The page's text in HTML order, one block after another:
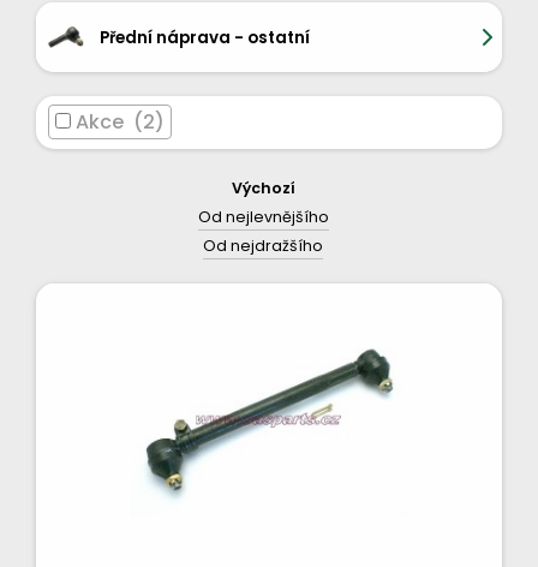
Přední náprava - ostatní
Akce (2)
Výchozí
Od nejlevnějšího
Od nejdražšího